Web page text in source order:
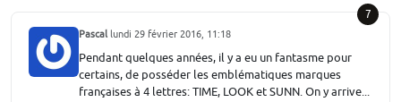
7
Pascal lundi 29 février 2016, 11:18
Pendant quelques années, il y a eu un fantasme pour
certains, de posséder les emblématiques marques
françaises à 4 lettres: TIME, LOOK et SUNN. On y arrive...